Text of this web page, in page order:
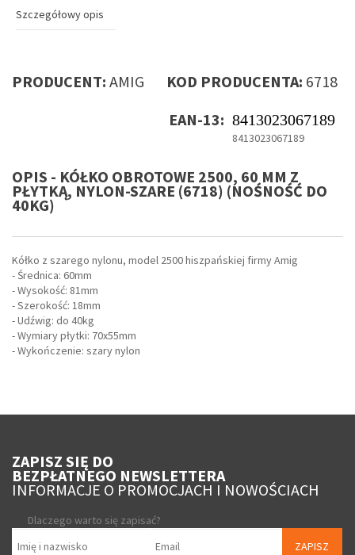
Szczegółowy opis
PRODUCENT: AMIG KOD PRODUCENTA: 6718
EAN-13: 8413023067189
8413023067189
OPIS - KÓŁKO OBROTOWE 2500, 60 MM Z
PŁYTKĄ, NYLON-SZARE (6718) (NOŚNOŚĆ DO
40KG)
Kółko z szarego nylonu, model 2500 hiszpańskiej firmy Amig
- Średnica: 60mm
- Wysokość: 81mm
- Szerokość: 18mm
- Udźwig: do 40kg
- Wymiary płytki: 70x55mm
- Wykończenie: szary nylon
ZAPISZ SIĘ DO
BEZPŁATNEGO NEWSLETTERA
INFORMACJE O PROMOCJACH I NOWOŚCIACH
Dlaczego warto się zapisać?
ZAPISZ